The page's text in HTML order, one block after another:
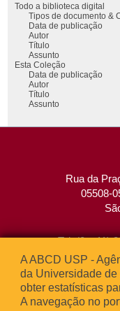
Todo a biblioteca digital
Tipos de documento &
Data de publicação
Autor
Título
Assunto
Esta Coleção
Data de publicação
Autor
Título
Assunto
Rua da
05508-
Tel: (0xx11)
E-mail:
A ABCD USP -
da Universidade
obter estatísticas
A navegação no